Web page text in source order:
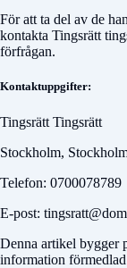
För att ta del av de
kontakta Tingsrätt
förfrågan.
Kontaktuppgifter:
Tingsrätt Tingsrätt
Stockholm,
Telefon: 0700078789
E-post:
Denna artikel bygger
information